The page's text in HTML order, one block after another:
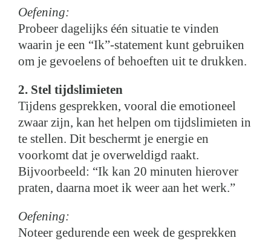
Oefening:
Probeer dagelijks één situatie te vinden
waarin je een “Ik”-statement kunt gebruiken
om je gevoelens of behoeften uit te drukken.
2. Stel tijdslimieten
Tijdens gesprekken, vooral die emotioneel
zwaar zijn, kan het helpen om tijdslimieten in
te stellen. Dit beschermt je energie en
voorkomt dat je overweldigd raakt.
Bijvoorbeeld: “Ik kan 20 minuten hierover
praten, daarna moet ik weer aan het werk.”
Oefening:
Noteer gedurende een week de gesprekken